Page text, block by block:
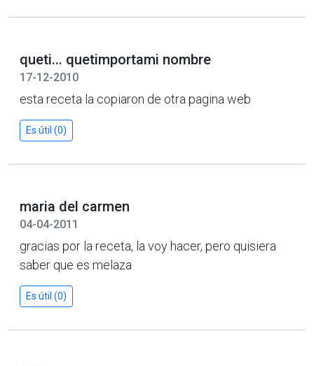
queti... quetimportami nombre
17-12-2010
esta receta la copiaron de otra pagina web
Es útil (0)
maria del carmen
04-04-2011
gracias por la receta, la voy hacer, pero quisiera
saber que es melaza
Es útil (0)